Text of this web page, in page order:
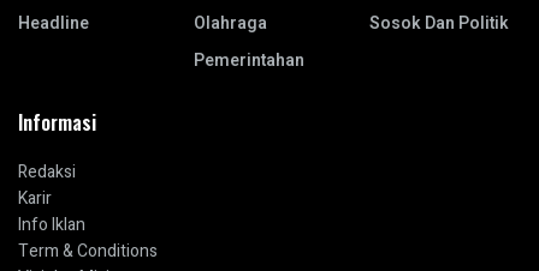
Headline
Olahraga
Pemerintahan
Sosok Dan Politik
Informasi
Redaksi
Karir
Info Iklan
Term & Conditions